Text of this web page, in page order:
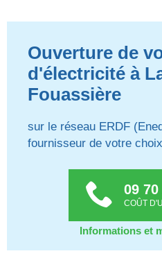
Ouverture de
d'électricité à
Fouassière
sur le réseau ERDF
fournisseur de votre choix
09 70
COÛT
Informations et